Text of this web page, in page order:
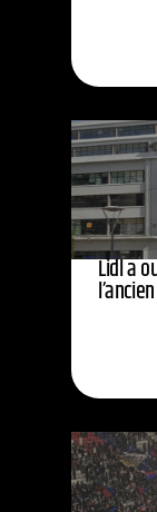
Lidl a